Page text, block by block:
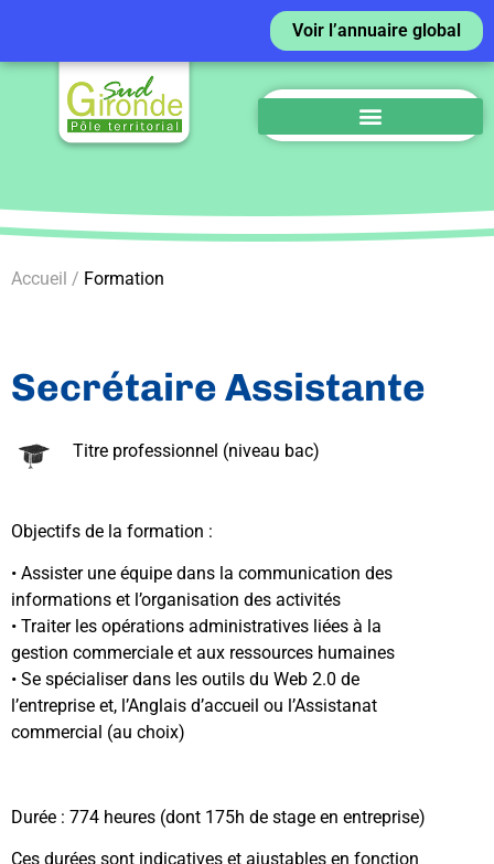
Voir l’annuaire global
Accueil / Formation
Secrétaire Assistante
Titre professionnel (niveau bac)
Objectifs de la formation :
• Assister une équipe dans la communication des
informations et l’organisation des activités
• Traiter les opérations administratives liées à la
gestion commerciale et aux ressources humaines
• Se spécialiser dans les outils du Web 2.0 de
l’entreprise et, l’Anglais d’accueil ou l’Assistanat
commercial (au choix)
Durée : 774 heures (dont 175h de stage en entreprise)
Ces durées sont indicatives et ajustables en fonction